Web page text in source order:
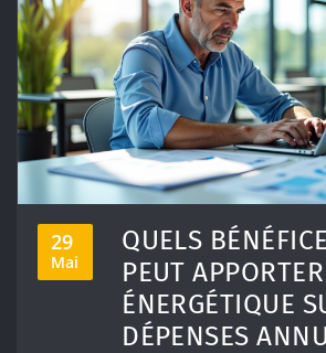
29
Mai
QUELS
PEUT
ÉNERGÉTIQUE
DÉPENSES